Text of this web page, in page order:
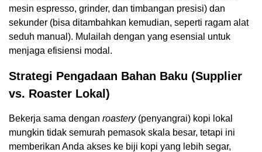
mesin espresso, grinder, dan timbangan presisi) dan
sekunder (bisa ditambahkan kemudian, seperti ragam alat
seduh manual). Mulailah dengan yang esensial untuk
menjaga efisiensi modal.
Strategi Pengadaan Bahan Baku (Supplier
vs. Roaster Lokal)
Bekerja sama dengan roastery(penyangrai) kopi lokal
mungkin tidak semurah pemasok skala besar, tetapi ini
memberikan Anda akses ke biji kopi yang lebih segar,